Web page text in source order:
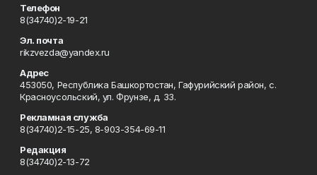
Телефон
8(34740)2-19-21
Эл. почта
rikzvezda@yandex.ru
Адрес
453050, Республика Башкортостан, Гафурийский район, с.
Красноусольский, ул. Фрунзе, д. 33.
Рекламная служба
8(34740)2-15-25, 8-903-354-69-11
Редакция
8(34740)2-13-72